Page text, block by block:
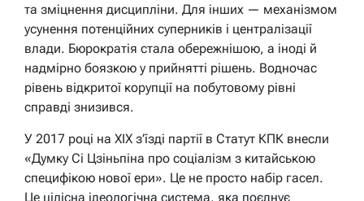
та зміцнення дисципліни. Для інших — механізмом
усунення потенційних суперників і централізації
влади. Бюрократія стала обережнішою, а іноді й
надмірно боязкою у прийнятті рішень. Водночас
рівень відкритої корупції на побутовому рівні
справді знизився.
У 2017 році на XIX з’їзді партії в Статут КПК внесли
«Думку Сі Цзіньпіна про соціалізм з китайською
специфікою нової ери». Це не просто набір гасел.
Це цілісна ідеологічна система, яка поєднує